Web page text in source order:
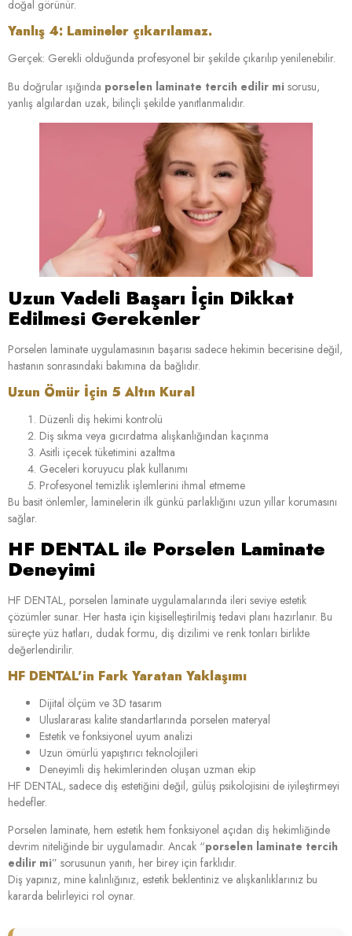
doğal görünür.
Yanlış 4: Lamineler çıkarılamaz.
Gerçek: Gerekli olduğunda profesyonel bir şekilde çıkarılıp yenilenebilir.
Bu doğrular ışığında porselen laminate tercih edilir mi sorusu,
yanlış algılardan uzak, bilinçli şekilde yanıtlanmalıdır.
Uzun Vadeli Başarı İçin Dikkat
Edilmesi Gerekenler
Porselen laminate uygulamasının başarısı sadece hekimin becerisine değil,
hastanın sonrasındaki bakımına da bağlıdır.
Uzun Ömür İçin 5 Altın Kural
Düzenli diş hekimi kontrolü
Diş sıkma veya gıcırdatma alışkanlığından kaçınma
Asitli içecek tüketimini azaltma
Geceleri koruyucu plak kullanımı
Profesyonel temizlik işlemlerini ihmal etmeme
Bu basit önlemler, laminelerin ilk günkü parlaklığını uzun yıllar korumasını
sağlar.
HF DENTAL ile Porselen Laminate
Deneyimi
HF DENTAL, porselen laminate uygulamalarında ileri seviye estetik
çözümler sunar. Her hasta için kişiselleştirilmiş tedavi planı hazırlanır. Bu
süreçte yüz hatları, dudak formu, diş dizilimi ve renk tonları birlikte
değerlendirilir.
HF DENTAL’in Fark Yaratan Yaklaşımı
Dijital ölçüm ve 3D tasarım
Uluslararası kalite standartlarında porselen materyal
Estetik ve fonksiyonel uyum analizi
Uzun ömürlü yapıştırıcı teknolojileri
Deneyimli diş hekimlerinden oluşan uzman ekip
HF DENTAL, sadece diş estetiğini değil, gülüş psikolojisini de iyileştirmeyi
hedefler.
Porselen laminate, hem estetik hem fonksiyonel açıdan diş hekimliğinde
devrim niteliğinde bir uygulamadır. Ancak “porselen laminate tercih
edilir mi” sorusunun yanıtı, her birey için farklıdır.
Diş yapınız, mine kalınlığınız, estetik beklentiniz ve alışkanlıklarınız bu
kararda belirleyici rol oynar.